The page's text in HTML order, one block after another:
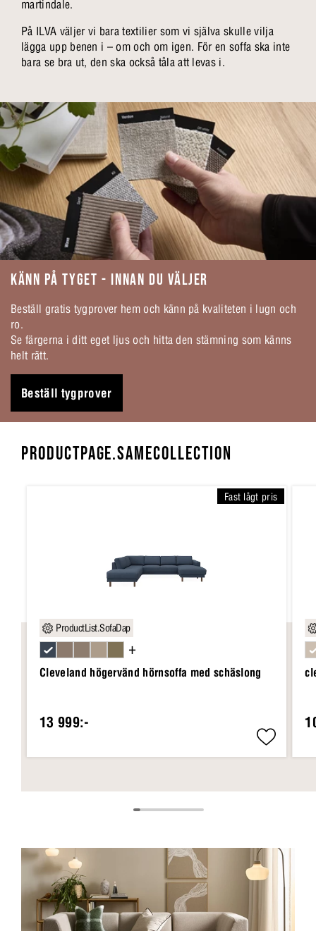
martindale.
På ILVA väljer vi bara textilier som vi själva skulle vilja
lägga upp benen i – om och om igen. För en soffa ska inte
bara se bra ut, den ska också tåla att levas i.
KÄNN PÅ TYGET - INNAN DU VÄLJER
Beställ gratis tygprover hem och känn på kvaliteten i lugn och
ro.
Se färgerna i ditt eget ljus och hitta den stämning som känns
helt rätt.
Beställ tygprover
PRODUCTPAGE.SAMECOLLECTION
Fast lågt pris
ProductList.SofaDap
Cleveland högervänd hörnsoffa med schäslong
13 999:-
+